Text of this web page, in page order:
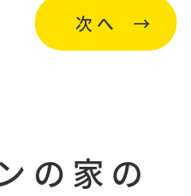
次へ
の家の